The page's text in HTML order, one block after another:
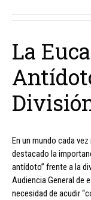
La
En un mundo cada
destacado la
antídoto” frente a la
Audiencia General de
necesidad de acudir